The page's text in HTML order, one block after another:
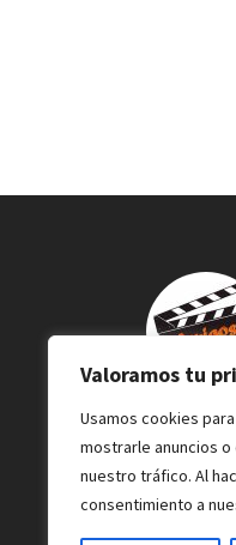
Valoramos tu
Usamos cookies
mostrarle anuncios
nuestro tráfico. Al
consentimiento a